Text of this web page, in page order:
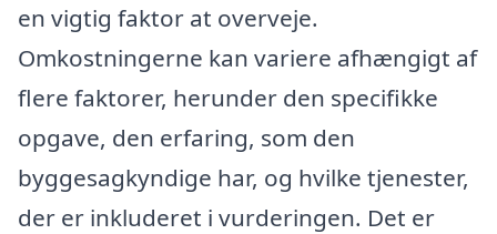
en vigtig faktor at overveje.
Omkostningerne kan variere afhængigt af
flere faktorer, herunder den specifikke
opgave, den erfaring, som den
byggesagkyndige har, og hvilke tjenester,
der er inkluderet i vurderingen. Det er